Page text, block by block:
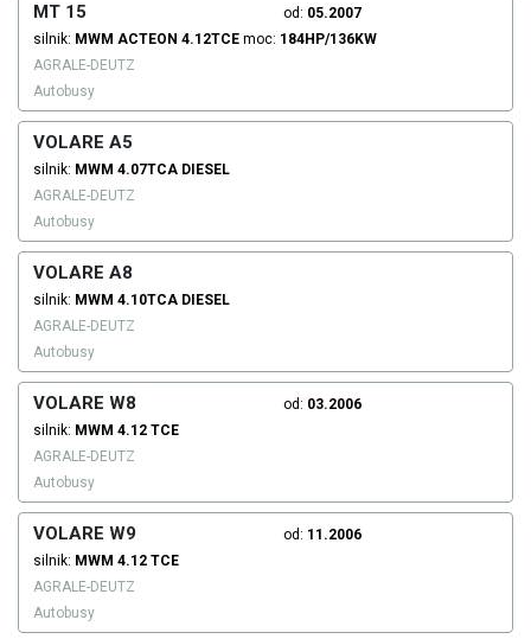
MT 15 od: 05.2007
silnik: MWM ACTEON 4.12TCE moc: 184HP/136KW
AGRALE-DEUTZ
Autobusy
VOLARE A5
silnik: MWM 4.07TCA DIESEL
AGRALE-DEUTZ
Autobusy
VOLARE A8
silnik: MWM 4.10TCA DIESEL
AGRALE-DEUTZ
Autobusy
VOLARE W8 od: 03.2006
silnik: MWM 4.12 TCE
AGRALE-DEUTZ
Autobusy
VOLARE W9 od: 11.2006
silnik: MWM 4.12 TCE
AGRALE-DEUTZ
Autobusy